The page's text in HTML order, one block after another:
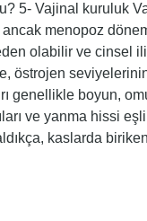
5- Vajinal kuruluk
menopoz
olabilir ve cinsel
östrojen
genellikle boyun,
ve yanma hissi
kaslarda